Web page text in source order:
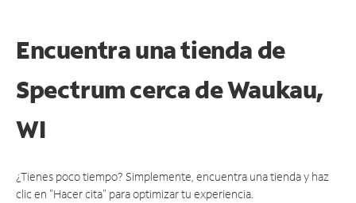
Encuentra una tienda de
Spectrumcerca de Waukau,
WI
¿Tienes poco tiempo? Simplemente, encuentra una tienda y haz
clic en "Hacer cita" para optimizar tu experiencia.